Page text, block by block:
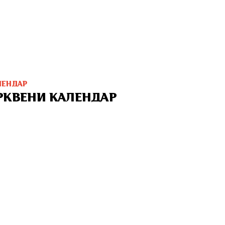
КАЛЕНДАР